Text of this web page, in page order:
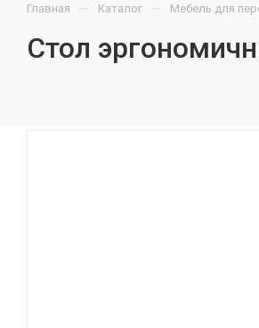
Главная — Каталог — Мебель для
Стол